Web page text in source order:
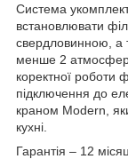
Система
встановлювати
свердловинною, а
менше 2
коректної роботи
підключення до
краном Modern,
кухні.
Гарантія – 12